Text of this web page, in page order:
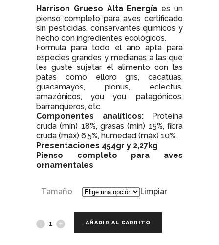
Harrison Grueso Alta Energía es un
pienso completo para aves certificado
sin pesticidas, conservantes químicos y
hecho con ingredientes ecológicos.
Fórmula para todo el año apta para
especies grandes y medianas a las que
les guste sujetar el alimento con las
patas como elloro gris, cacatúas,
guacamayos, pionus, eclectus,
amazónicos, you you, patagónicos,
barranqueros, etc.
Componentes analíticos:Proteína
cruda (mín) 18%, grasas (mín) 15%, fibra
cruda (máx) 6,5%, humedad (máx) 10%.
Presentaciones 454gr y 2,27kg
Pienso completo para aves
ornamentales
Tamaño Limpiar
AÑADIR AL CARRITO